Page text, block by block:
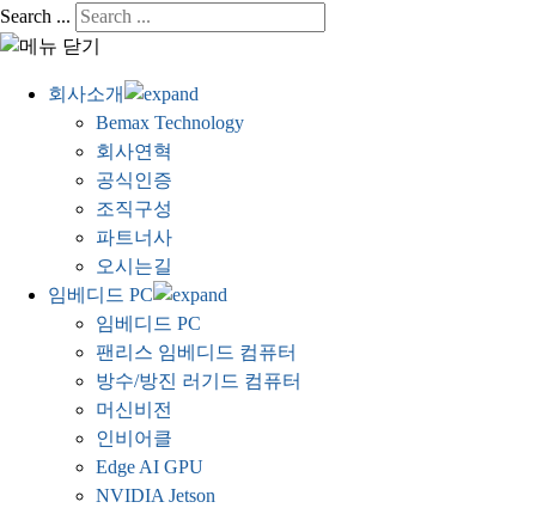
Search ...
회사소개
Bemax Technology
회사연혁
공식인증
조직구성
파트너사
오시는길
임베디드 PC
임베디드 PC
팬리스 임베디드 컴퓨터
방수/방진 러기드 컴퓨터
머신비전
인비어클
Edge AI GPU
NVIDIA Jetson